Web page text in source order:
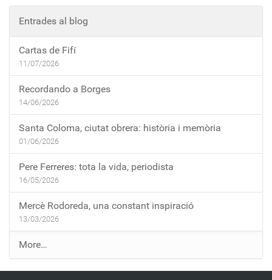
Entrades al blog
Cartas de Fifí
11/07/2026
Recordando a Borges
14/06/2026
Santa Coloma, ciutat obrera: història i memòria
01/06/2026
Pere Ferreres: tota la vida, periodista
16/05/2026
Mercè Rodoreda, una constant inspiració
13/03/2026
E
n
t
More…